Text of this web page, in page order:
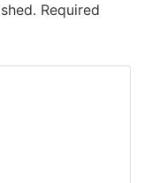
Required